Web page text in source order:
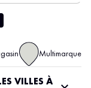
Multimarque
VILLES À